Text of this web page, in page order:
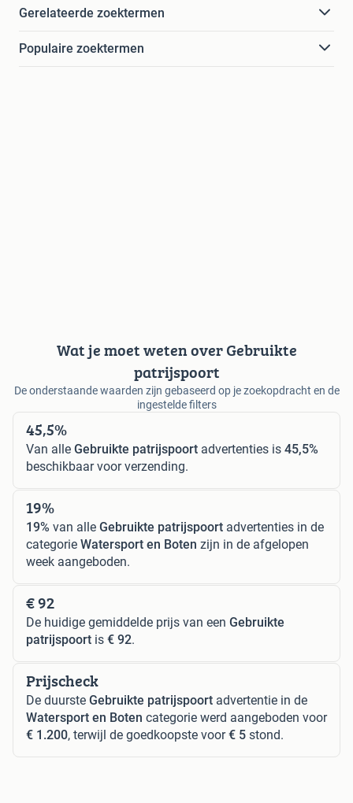
Gerelateerde zoektermen
Populaire zoektermen
Wat je moet weten over Gebruikte
patrijspoort
De onderstaande waarden zijn gebaseerd op je zoekopdracht en de
ingestelde filters
45,5%
Van alle Gebruikte patrijspoort advertenties is 45,5%
beschikbaar voor verzending.
19%
19% van alle Gebruikte patrijspoort advertenties in de
categorie Watersport en Boten zijn in de afgelopen
week aangeboden.
€ 92
De huidige gemiddelde prijs van een Gebruikte
patrijspoort is € 92.
Prijscheck
De duurste Gebruikte patrijspoort advertentie in de
Watersport en Boten categorie werd aangeboden voor
€ 1.200, terwijl de goedkoopste voor€ 5 stond.